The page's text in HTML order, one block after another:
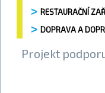
RESTAURAČNÍ
DOPRAVA A
Projekt